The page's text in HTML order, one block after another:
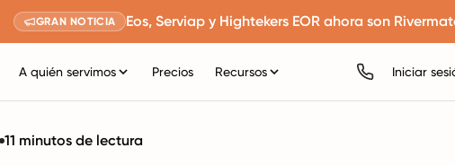
GRAN NOTICIA Eos, Serviap y Hightekers EOR ahora son
A quién servimos Precios Recursos Iniciar
11 minutos de lectura